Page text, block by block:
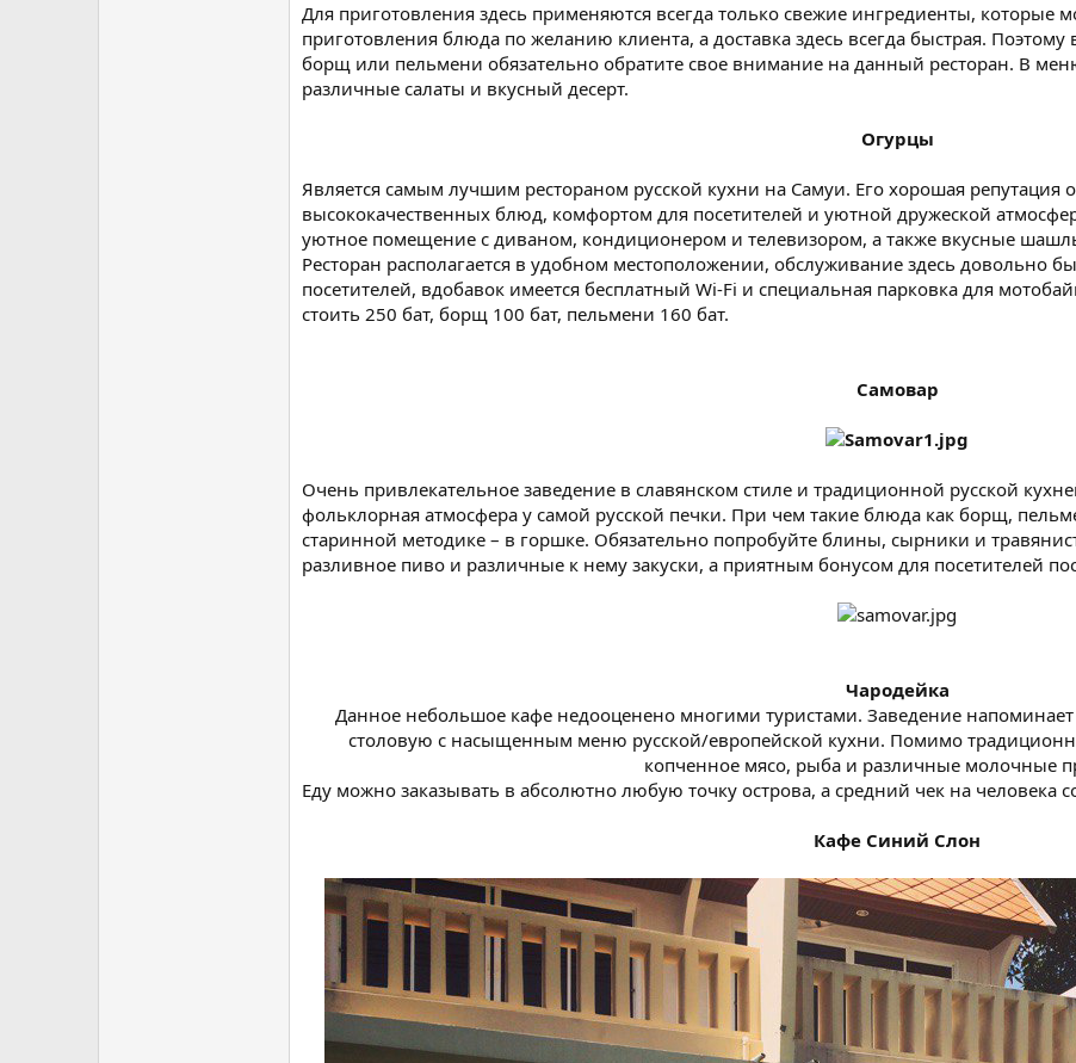
Для приготовления здесь применяются всегда только свежие ингредиенты, которые
приготовления блюда по желанию клиента, а доставка здесь всегда быстрая.
борщ или пельмени обязательно обратите свое внимание на данный ресторан. В
различные салаты и вкусный десерт.
Огурцы
Является самым лучшим рестораном русской кухни на Самуи. Его хорошая
высококачественных блюд, комфортом для посетителей и уютной дружеской
уютное помещение с диваном, кондиционером и телевизором, а также вкусные
Ресторан располагается в удобном местоположении, обслуживание здесь довольно
посетителей, вдобавок имеется бесплатный Wi-Fi и специальная парковка для
стоить 250 бат, борщ 100 бат, пельмени 160 бат.
Самовар
Очень привлекательное заведение в славянском стиле и традиционной русской
фольклорная атмосфера у самой русской печки. При чем такие блюда как борщ,
старинной методике – в горшке. Обязательно попробуйте блины, сырники и
разливное пиво и различные к нему закуски, а приятным бонусом для посетителей
Чародейка
Данное небольшое кафе недооценено многими туристами. Заведение
столовую с насыщенным меню русской/европейской кухни. Помимо
копченное мясо, рыба и различные молочные
Еду можно заказывать в абсолютно любую точку острова, а средний чек на человека
Кафе Синий Слон